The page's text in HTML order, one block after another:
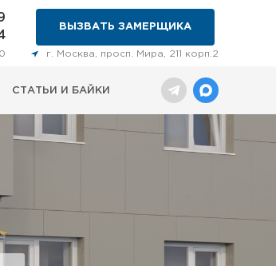
ВЫЗВАТЬ ЗАМЕРЩИКА
г. Москва, просп. Мира, 211 корп.2
СТАТЬИ И БАЙКИ
из